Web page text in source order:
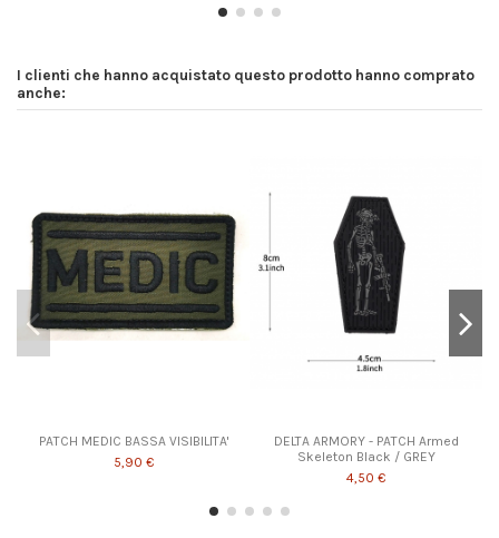
I clienti che hanno acquistato questo prodotto hanno comprato
anche:
PATCH MEDIC BASSA VISIBILITA'
5,90 €
DELTA ARMORY - PATCH Armed
Skeleton Black / GREY
4,50 €